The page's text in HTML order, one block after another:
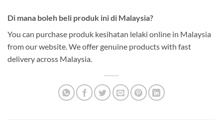
Di mana boleh beli produk ini di Malaysia?
You can purchase produk kesihatan lelaki online in Malaysia
from our website. We offer genuine products with fast
delivery across Malaysia.